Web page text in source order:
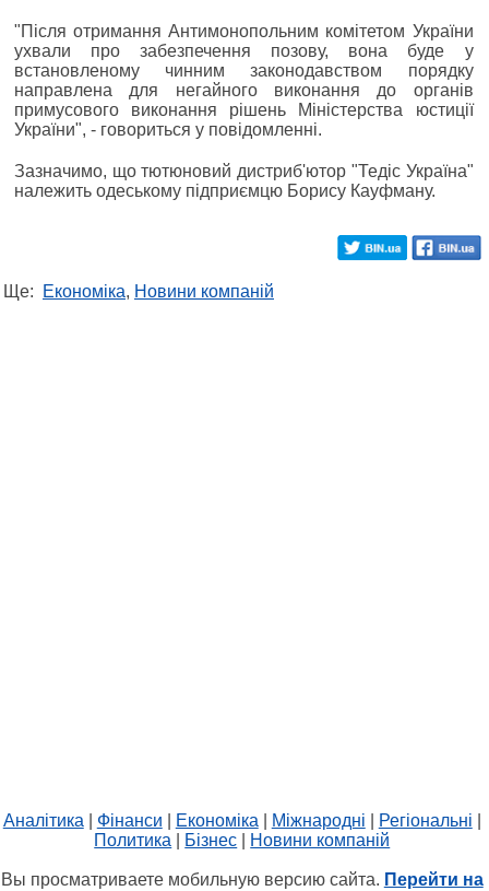
"Після отримання Антимонопольним комітетом України
ухвали про забезпечення позову, вона буде у
встановленому чинним законодавством порядку
направлена для негайного виконання до органів
примусового виконання рішень Міністерства юстиції
України", - говориться у повідомленні.
Зазначимо, що тютюновий дистриб'ютор "Тедіс Україна"
належить одеському підприємцю Борису Кауфману.
Ще: Економіка, Новини компаній
Аналітика Фінанси Економіка Міжнародні Регіональні
Политика
Бізнес Новини компаній
Вы просматриваете мобильную версию сайта. Перейти на